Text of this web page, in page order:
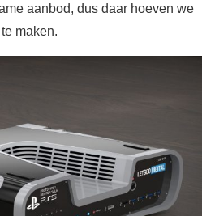
aanbod, dus daar hoeven we
maken.